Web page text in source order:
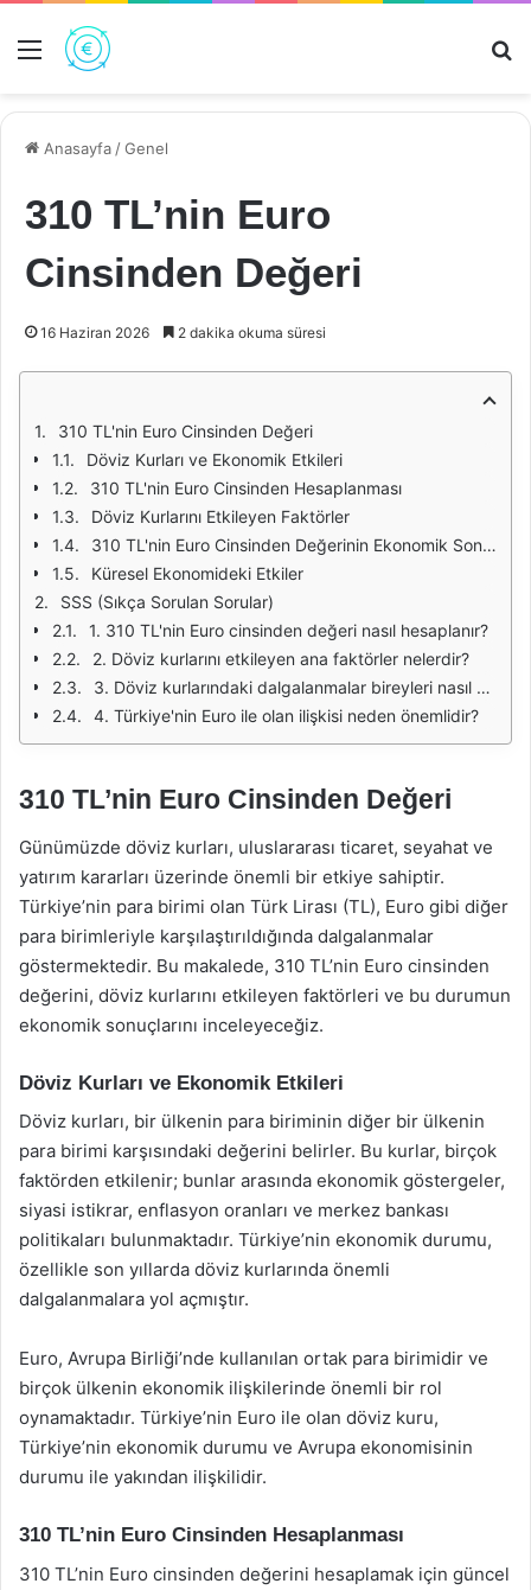
Menü
Anasayfa /Genel
310 TL’nin Euro
Cinsinden Değeri
16 Haziran 2026 2 dakika okuma süresi
310 TL'nin Euro Cinsinden Değeri
Döviz Kurları ve Ekonomik Etkileri
310 TL'nin Euro Cinsinden Hesaplanması
Döviz Kurlarını Etkileyen Faktörler
310 TL'nin Euro Cinsinden Değerinin Ekonomik Sonuçları
Küresel Ekonomideki Etkiler
SSS (Sıkça Sorulan Sorular)
1. 310 TL'nin Euro cinsinden değeri nasıl hesaplanır?
2. Döviz kurlarını etkileyen ana faktörler nelerdir?
3. Döviz kurlarındaki dalgalanmalar bireyleri nasıl etkiler?
4. Türkiye'nin Euro ile olan ilişkisi neden önemlidir?
310 TL’nin Euro Cinsinden Değeri
Günümüzde döviz kurları, uluslararası ticaret, seyahat ve
yatırım kararları üzerinde önemli bir etkiye sahiptir.
Türkiye’nin para birimi olan Türk Lirası (TL), Euro gibi diğer
para birimleriyle karşılaştırıldığında dalgalanmalar
göstermektedir. Bu makalede, 310 TL’nin Euro cinsinden
değerini, döviz kurlarını etkileyen faktörleri ve bu durumun
ekonomik sonuçlarını inceleyeceğiz.
Döviz Kurları ve Ekonomik Etkileri
Döviz kurları, bir ülkenin para biriminin diğer bir ülkenin
para birimi karşısındaki değerini belirler. Bu kurlar, birçok
faktörden etkilenir; bunlar arasında ekonomik göstergeler,
siyasi istikrar, enflasyon oranları ve merkez bankası
politikaları bulunmaktadır. Türkiye’nin ekonomik durumu,
özellikle son yıllarda döviz kurlarında önemli
dalgalanmalara yol açmıştır.
Euro, Avrupa Birliği’nde kullanılan ortak para birimidir ve
birçok ülkenin ekonomik ilişkilerinde önemli bir rol
oynamaktadır. Türkiye’nin Euro ile olan döviz kuru,
Türkiye’nin ekonomik durumu ve Avrupa ekonomisinin
durumu ile yakından ilişkilidir.
310 TL’nin Euro Cinsinden Hesaplanması
310 TL’nin Euro cinsinden değerini hesaplamak için güncel